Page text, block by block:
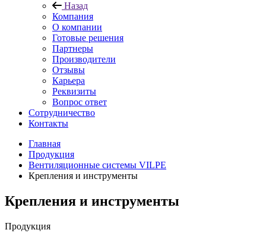
Назад
Компания
О компании
Готовые решения
Партнеры
Производители
Отзывы
Карьера
Реквизиты
Вопрос ответ
Сотрудничество
Контакты
Главная
Продукция
Вентиляционные системы VILPE
Крепления и инструменты
Крепления и инструменты
Продукция